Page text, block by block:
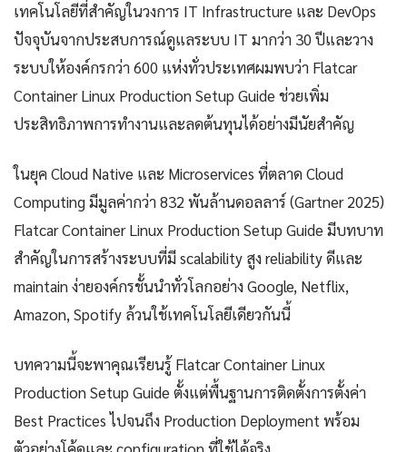
เทคโนโลยีที่สำคัญในวงการ IT Infrastructure และ DevOps
ปัจจุบันจากประสบการณ์ดูแลระบบ IT มากว่า 30 ปีและวาง
ระบบให้องค์กรกว่า 600 แห่งทั่วประเทศผมพบว่า Flatcar
Container Linux Production Setup Guide ช่วยเพิ่ม
ประสิทธิภาพการทำงานและลดต้นทุนได้อย่างมีนัยสำคัญ
ในยุค Cloud Native และ Microservices ที่ตลาด Cloud
Computing มีมูลค่ากว่า 832 พันล้านดอลลาร์ (Gartner 2025)
Flatcar Container Linux Production Setup Guide มีบทบาท
สำคัญในการสร้างระบบที่มี scalability สูง reliability ดีและ
maintain ง่ายองค์กรชั้นนำทั่วโลกอย่าง Google, Netflix,
Amazon, Spotify ล้วนใช้เทคโนโลยีเดียวกันนี้
บทความนี้จะพาคุณเรียนรู้ Flatcar Container Linux
Production Setup Guide ตั้งแต่พื้นฐานการติดตั้งการตั้งค่า
Best Practices ไปจนถึง Production Deployment พร้อม